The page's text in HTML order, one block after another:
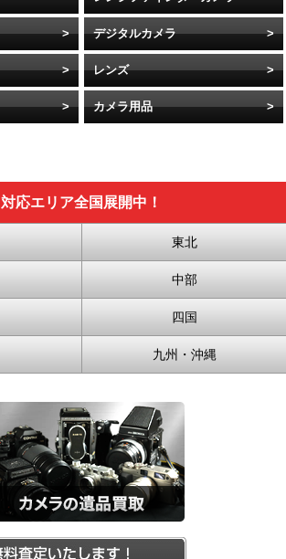
デジタルカメラ
レンズ
カメラ用品
対応エリア全国展開中！
東北
中部
四国
九州・沖縄